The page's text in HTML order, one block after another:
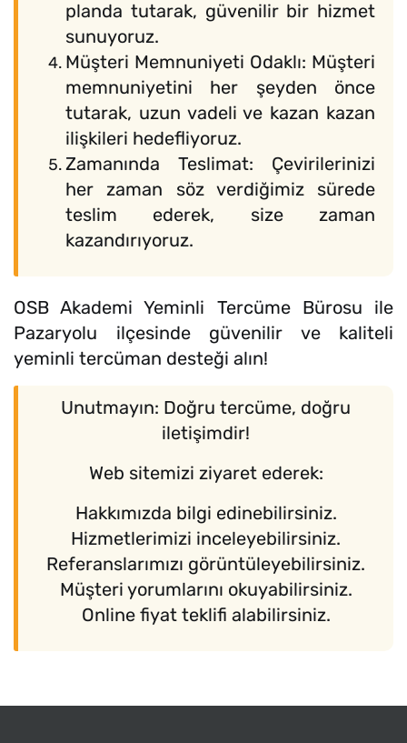
planda tutarak, güvenilir bir hizmet
sunuyoruz.
Müşteri Memnuniyeti Odaklı: Müşteri
memnuniyetini her şeyden önce
tutarak, uzun vadeli ve kazan kazan
ilişkileri hedefliyoruz.
Zamanında Teslimat: Çevirilerinizi
her zaman söz verdiğimiz sürede
teslim ederek, size zaman
kazandırıyoruz.
OSB Akademi Yeminli Tercüme Bürosu ile
Pazaryolu ilçesinde güvenilir ve kaliteli
yeminli tercüman desteği alın!
Unutmayın: Doğru tercüme, doğru
iletişimdir!
Web sitemizi ziyaret ederek:
Hakkımızda bilgi edinebilirsiniz.
Hizmetlerimizi inceleyebilirsiniz.
Referanslarımızı görüntüleyebilirsiniz.
Müşteri yorumlarını okuyabilirsiniz.
Online fiyat teklifi alabilirsiniz.